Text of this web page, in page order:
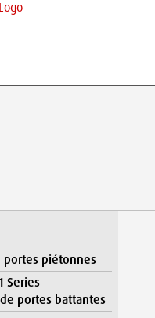
portes piétonnes
Series
portes battantes